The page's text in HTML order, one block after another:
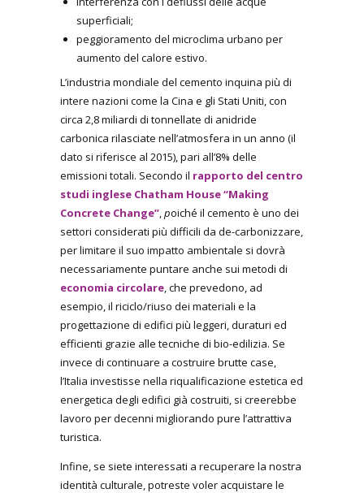
superficiali;
peggioramento del microclima urbano per
aumento del calore estivo.
L’industria mondiale del cemento inquina più di
intere nazioni come la Cina e gli Stati Uniti, con
circa 2,8 miliardi di tonnellate di anidride
carbonica rilasciate nell’atmosfera in un anno (il
dato si riferisce al 2015), pari all’8% delle
emissioni totali. Secondo il rapporto del centro
studi inglese Chatham House “Making
Concrete Change”,poiché il cemento è uno dei
settori considerati più difficili da de-carbonizzare,
per limitare il suo impatto ambientale si dovrà
necessariamente puntare anche sui metodi di
economia circolare, che prevedono, ad
esempio, il riciclo/riuso dei materiali e la
progettazione di edifici più leggeri, duraturi ed
efficienti grazie alle tecniche di bio-edilizia. Se
invece di continuare a costruire brutte case,
l’Italia investisse nella riqualificazione estetica ed
energetica degli edifici già costruiti, si creerebbe
lavoro per decenni migliorando pure l’attrattiva
turistica.
Infine, se siete interessati a recuperare la nostra
identità culturale, potreste voler acquistare le